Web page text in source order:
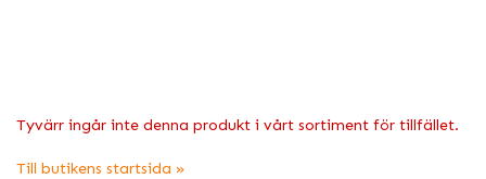
Tyvärr ingår inte denna produkt i vårt sortiment för tillfället.
Till butikens startsida »